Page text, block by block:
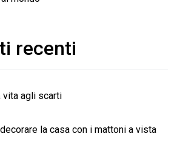
recenti
vita agli scarti
la casa con i mattoni a vista